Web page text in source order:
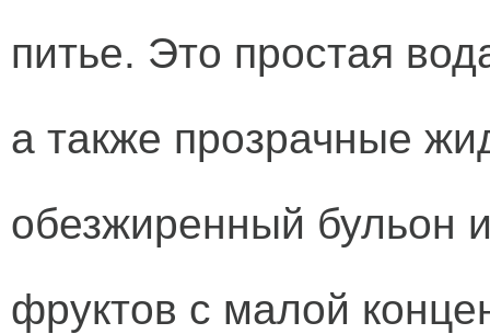
питье. Это простая
а также прозрачные
обезжиренный бульон
фруктов с малой